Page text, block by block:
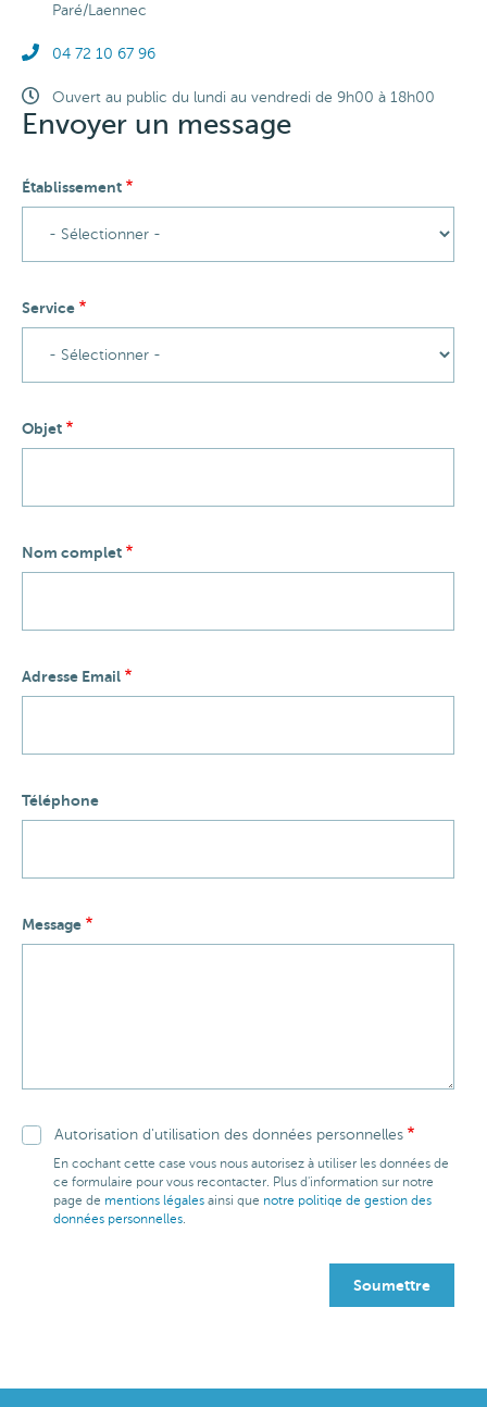
commun
Paré/Laennec
Téléphone
04 72 10 67 96
Horaires
Ouvert au public du lundi au vendredi de 9h00 à 18h00
Envoyer un message
Établissement
Service
Objet
Nom complet
Adresse Email
Téléphone
Message
Autorisation d'utilisation des données personnelles
En cochant cette case vous nous autorisez à utiliser les données de
ce formulaire pour vous recontacter. Plus d'information sur notre
page de mentions légalesainsi que notre politiqe de gestion des
données personnelles.